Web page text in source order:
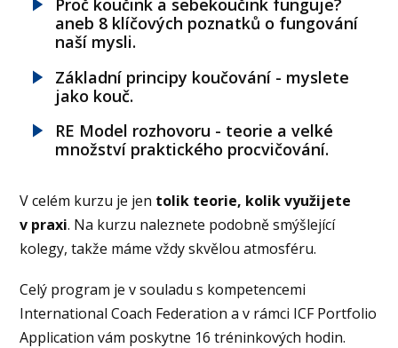
Proč koučink a sebekoučink funguje?
aneb 8 klíčových poznatků o fungování
naší mysli.
Základní principy koučování - myslete
jako kouč.
RE Model rozhovoru - teorie a velké
množství praktického procvičování.
V celém kurzu je jen tolik teorie, kolik využijete
v praxi. Na kurzu naleznete podobně smýšlející
kolegy, takže máme vždy skvělou atmosféru.
Celý program je v souladu s kompetencemi
International Coach Federation a v rámci ICF Portfolio
Application vám poskytne 16 tréninkových hodin.